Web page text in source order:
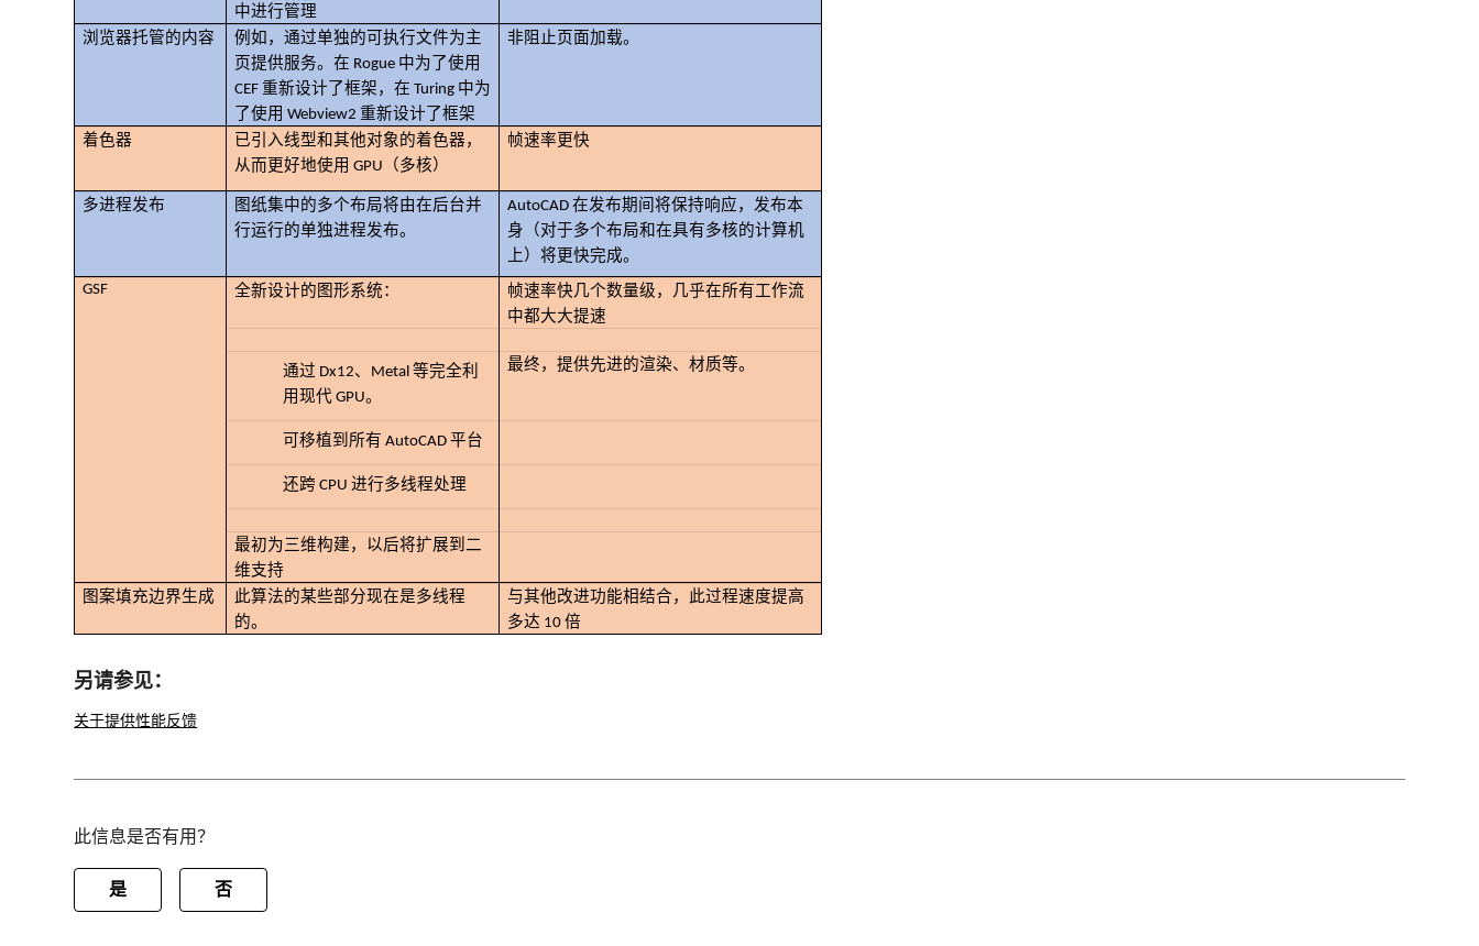
中进行管理
浏览器托管的内容
例如，通过单独的可执行文件为主
页提供服务。在 Rogue 中为了使用
CEF 重新设计了框架，在 Turing 中为
了使用 Webview2 重新设计了框架
非阻止页面加载。
着色器
已引入线型和其他对象的着色器，
从而更好地使用 GPU（多核）
帧速率更快
多进程发布
图纸集中的多个布局将由在后台并
行运行的单独进程发布。
AutoCAD 在发布期间将保持响应，发布本
身（对于多个布局和在具有多核的计算机
上）将更快完成。
GSF
全新设计的图形系统：
帧速率快几个数量级，几乎在所有工作流
中都大大提速
通过 Dx12、Metal 等完全利
用现代 GPU。
最终，提供先进的渲染、材质等。
可移植到所有 AutoCAD 平台
还跨 CPU 进行多线程处理
最初为三维构建，以后将扩展到二
维支持
图案填充边界生成
此算法的某些部分现在是多线程
的。
与其他改进功能相结合，此过程速度提高
多达 10 倍
另请参见：
关于提供性能反馈
此信息是否有用？
是 否